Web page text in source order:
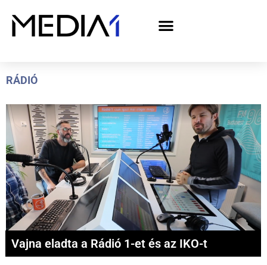
RÁDIÓ
Vajna eladta a Rádió 1-et és az IKO-t